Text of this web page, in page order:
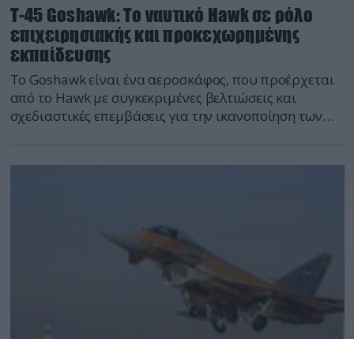
Τ-45 Goshawk: Το ναυτικό Hawk σε ρόλο
επιχειρησιακής και προκεχωρημένης
εκπαίδευσης
Το Goshawk είναι ένα αεροσκάφος, που προέρχεται
από το Hawk με συγκεκριμένες βελτιώσεις και
σχεδιαστικές επεμβάσεις για την ικανοποίηση των
από το αρχικό σχέδιο, έχοντας συμπεριλάβει
T-2E Buckeye της ΠΑ, καθώς, ούτως ή άλλως, είναι και
ο φυσικός διάδοχός των T-2C του Αμερικανικού
Ναυτικού. Τι πιο απλό, ψάχνοντας τον
αντικαταστάτη των T-2, να υιοθετήσεις ένα σύστημα
που ήδη είναι ο αντικαταστάτης του στο USN.